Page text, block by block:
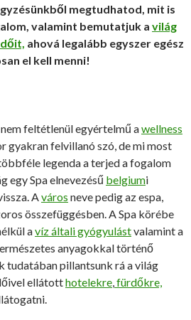
megtudhatod, mit is
valamint bemutatjuk a világ
ahová legalább egyszer egész
el kell menni!
feltétlenül egyértelmű awellness
gyakran felvillanó szó, de mi most
legenda a terjed a fogalom
egy Spa elnevezésű belgiumi
Aváros neve pedig az espa,
összefüggésben. A Spa körébe
avíz általi gyógyulástvalamint a
anyagokkal történő
tudatában pillantsunk rá a világ
ellátotthotelekre,fürdőkre,